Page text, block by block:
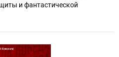
и фантастической